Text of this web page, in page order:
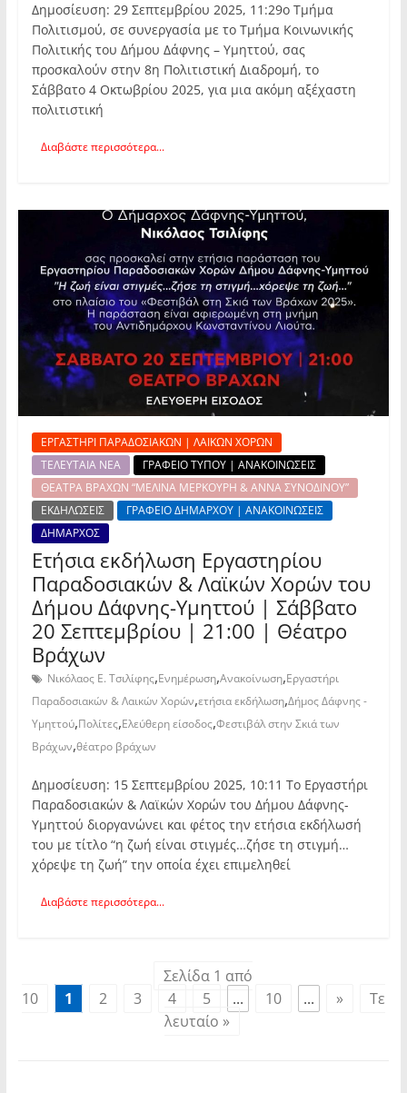
Δημοσίευση: 29 Σεπτεμβρίου 2025, 11:29ο Τμήμα
Πολιτισμού, σε συνεργασία με το Τμήμα Κοινωνικής
Πολιτικής του Δήμου Δάφνης – Υμηττού, σας
προσκαλούν στην 8η Πολιτιστική Διαδρομή, το
Σάββατο 4 Οκτωβρίου 2025, για μια ακόμη αξέχαστη
πολιτιστική
Διαβάστε περισσότερα...
ΕΡΓΑΣΤΗΡΙ ΠΑΡΑΔΟΣΙΑΚΩΝ | ΛΑΙΚΩΝ ΧΟΡΩΝ
ΤΕΛΕΥΤΑΙΑ ΝΕΑ
ΓΡΑΦΕΙΟ ΤΥΠΟΥ | ΑΝΑΚΟΙΝΩΣΕΙΣ
ΘΕΑΤΡΑ ΒΡΑΧΩΝ “ΜΕΛΙΝΑ ΜΕΡΚΟΥΡΗ & ΑΝΝΑ ΣΥΝΟΔΙΝΟΥ”
ΕΚΔΗΛΩΣΕΙΣ
ΓΡΑΦΕΙΟ ΔΗΜΑΡΧΟΥ | ΑΝΑΚΟΙΝΩΣΕΙΣ
ΔΗΜΑΡΧΟΣ
Ετήσια εκδήλωση Εργαστηρίου
Παραδοσιακών & Λαϊκών Χορών του
Δήμου Δάφνης-Υμηττού | Σάββατο
20 Σεπτεμβρίου | 21:00 | Θέατρο
Βράχων
Νικόλαος Ε. Τσιλίφης,Ενημέρωση,Ανακοίνωση,Εργαστήρι
Παραδοσιακών & Λαικών Χορών,ετήσια εκδήλωση,Δήμος Δάφνης -
Υμηττού,Πολίτες,Ελεύθερη είσοδος,Φεστιβάλ στην Σκιά των
Βράχων,θέατρο βράχων
Δημοσίευση: 15 Σεπτεμβρίου 2025, 10:11 Το Εργαστήρι
Παραδοσιακών & Λαϊκών Χορών του Δήμου Δάφνης-
Υμηττού διοργανώνει και φέτος την ετήσια εκδήλωσή
του με τίτλο “η ζωή είναι στιγμές…ζήσε τη στιγμή…
χόρεψε τη ζωή” την οποία έχει επιμεληθεί
Διαβάστε περισσότερα...
Σελίδα 1 από
10
1 2 3 4 5 ... 10 ... »
Τε
λευταίο »